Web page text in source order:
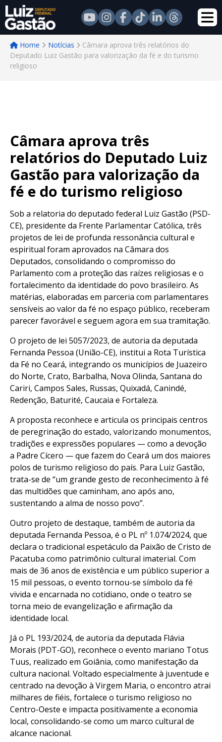
Home Notícias
Câmara aprova três relatórios do
Deputado Luiz Gastão para valorização da fé e do turismo
religioso
Câmara aprova três
relatórios do Deputado Luiz
Gastão para valorização da
fé e do turismo religioso
Sob a relatoria do deputado federal Luiz Gastão (PSD-
CE), presidente da Frente Parlamentar Católica, três
projetos de lei de profunda ressonância cultural e
espiritual foram aprovados na Câmara dos
Deputados, consolidando o compromisso do
Parlamento com a proteção das raízes religiosas e o
fortalecimento da identidade do povo brasileiro. As
matérias, elaboradas em parceria com parlamentares
sensíveis ao valor da fé no espaço público, receberam
parecer favorável e seguem agora em sua tramitação.
O projeto de lei 5057/2023, de autoria da deputada
Fernanda Pessoa (União-CE), institui a Rota Turística
da Fé no Ceará, integrando os municípios de Juazeiro
do Norte, Crato, Barbalha, Nova Olinda, Santana do
Cariri, Campos Sales, Russas, Quixadá, Canindé,
Redenção, Baturité, Caucaia e Fortaleza.
A proposta reconhece e articula os principais centros
de peregrinação do estado, valorizando monumentos,
tradições e expressões populares — como a devoção
a Padre Cícero — que fazem do Ceará um dos maiores
polos de turismo religioso do país. Para Luiz Gastão,
trata-se de “um grande gesto de reconhecimento à fé
das multidões que caminham, ano após ano,
sustentando a alma de nosso povo”.
Outro projeto de destaque, também de autoria da
deputada Fernanda Pessoa, é o PL nº 1.074/2024, que
declara o tradicional espetáculo da Paixão de Cristo de
Pacatuba como patrimônio cultural imaterial. Com
mais de 36 anos de existência e um público superior a
15 mil pessoas, o evento tornou-se símbolo da fé
vivida e encarnada no cotidiano, onde o teatro se
torna meio de evangelização e afirmação da
identidade local.
Já o PL 193/2024, de autoria da deputada Flávia
Morais (PDT-GO), reconhece o evento mariano Totus
Tuus, realizado em Goiânia, como manifestação da
cultura nacional. Voltado especialmente à juventude e
centrado na devoção à Virgem Maria, o encontro atrai
milhares de fiéis, fortalece o turismo religioso no
Centro-Oeste e impacta positivamente a economia
local, consolidando-se como um marco cultural de
alcance nacional.